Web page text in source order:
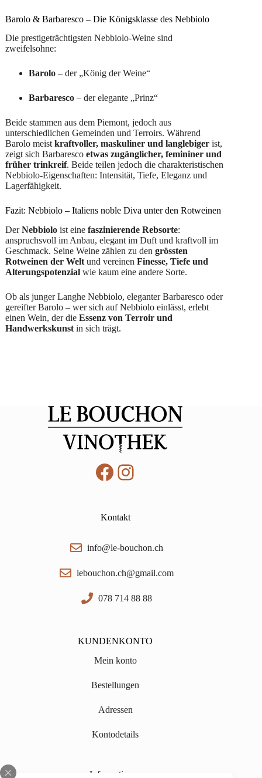
Barolo & Barbaresco – Die Königsklasse des Nebbiolo
Die prestigeträchtigsten Nebbiolo-Weine sind
zweifelsohne:
Barolo– der „König der Weine“
Barbaresco– der elegante „Prinz“
Beide stammen aus dem Piemont, jedoch aus
unterschiedlichen Gemeinden und Terroirs. Während
Barolo meistkraftvoller, maskuliner und langlebigerist,
zeigt sich Barbaresco etwas zugänglicher, femininer und
früher trinkreif. Beide teilen jedoch die charakteristischen
Nebbiolo-Eigenschaften: Intensität, Tiefe, Eleganz und
Lagerfähigkeit.
Fazit: Nebbiolo – Italiens noble Diva unter den Rotweinen
DerNebbioloist eine faszinierende Rebsorte:
anspruchsvoll im Anbau, elegant im Duft und kraftvoll im
Geschmack. Seine Weine zählen zu den grössten
Rotweinen der Weltund vereinen Finesse, Tiefe und
Alterungspotenzialwie kaum eine andere Sorte.
Ob als junger Langhe Nebbiolo, eleganter Barbaresco oder
gereifter Barolo – wer sich auf Nebbiolo einlässt, erlebt
einen Wein, der die Essenz von Terroir und
Handwerkskunstin sich trägt.
Facebook
Instagram
Kontakt
info@le-bouchon.ch
lebouchon.ch@gmail.com
078 714 88 88
KUNDENKONTO
Mein konto
Bestellungen
Adressen
Kontodetails
Informationen